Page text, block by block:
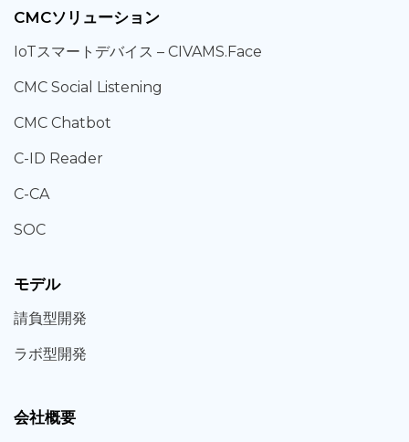
CMCソリューション
IoTスマートデバイス – CIVAMS.Face
CMC Social Listening
CMC Chatbot
C-ID Reader
C-CA
SOC
モデル
請負型開発
ラボ型開発
会社概要